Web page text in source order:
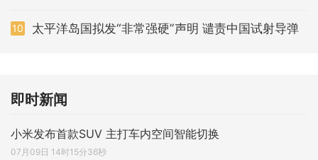
10 太平洋岛国拟发“非常强硬”声明 谴责中国试射导弹
即时新闻
小米发布首款SUV 主打车内空间智能切换
07月09日 14时15分36秒